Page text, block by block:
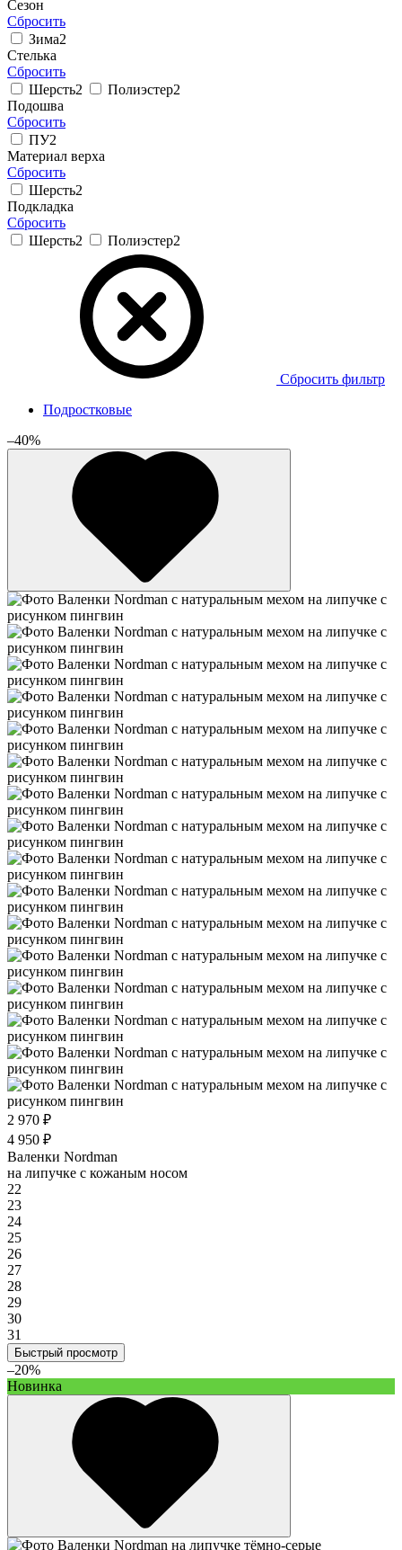
Сезон
Сбросить
Зима2
Стелька
Сбросить
Шерсть2 Полиэстер2
Подошва
Сбросить
ПУ2
Материал верха
Сбросить
Шерсть2
Подкладка
Сбросить
Шерсть2 Полиэстер2
Сбросить фильтр
Подростковые
–40%
2 970 ₽
4 950 ₽
Валенки Nordman
на липучке с кожаным носом
22
23
24
25
26
27
28
29
30
31
Быстрый просмотр
–20%
Новинка